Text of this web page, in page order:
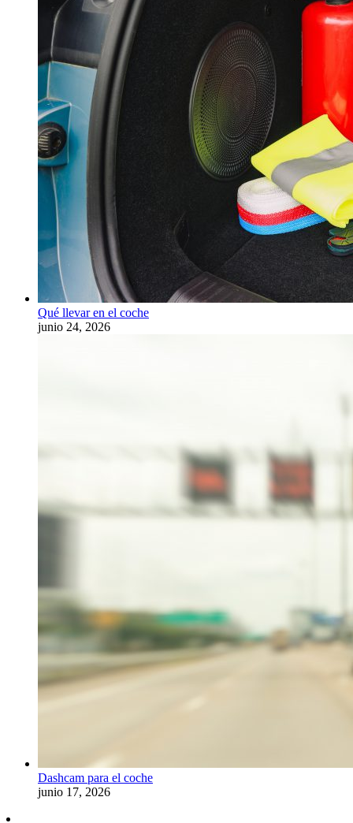
Qué llevar en el coche
junio 24, 2026
Dashcam para el coche
junio 17, 2026